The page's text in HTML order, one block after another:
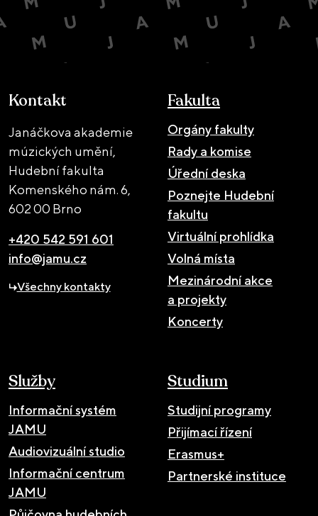
Kontakt
Janáčkova akademie
múzických umění,
Hudební fakulta
Komenského nám. 6,
602 00 Brno
+420 542 591 601
info@jamu.cz
Všechny kontakty
Fakulta
Orgány fakulty
Rady a komise
Úřední deska
Poznejte Hudební
fakultu
Virtuální prohlídka
Volná místa
Mezinárodní akce
a projekty
Koncerty
Služby
Informační systém
JAMU
Audiovizuální studio
Informační centrum
JAMU
Studium
Studijní programy
Přijímací řízení
Erasmus+
Partnerské instituce